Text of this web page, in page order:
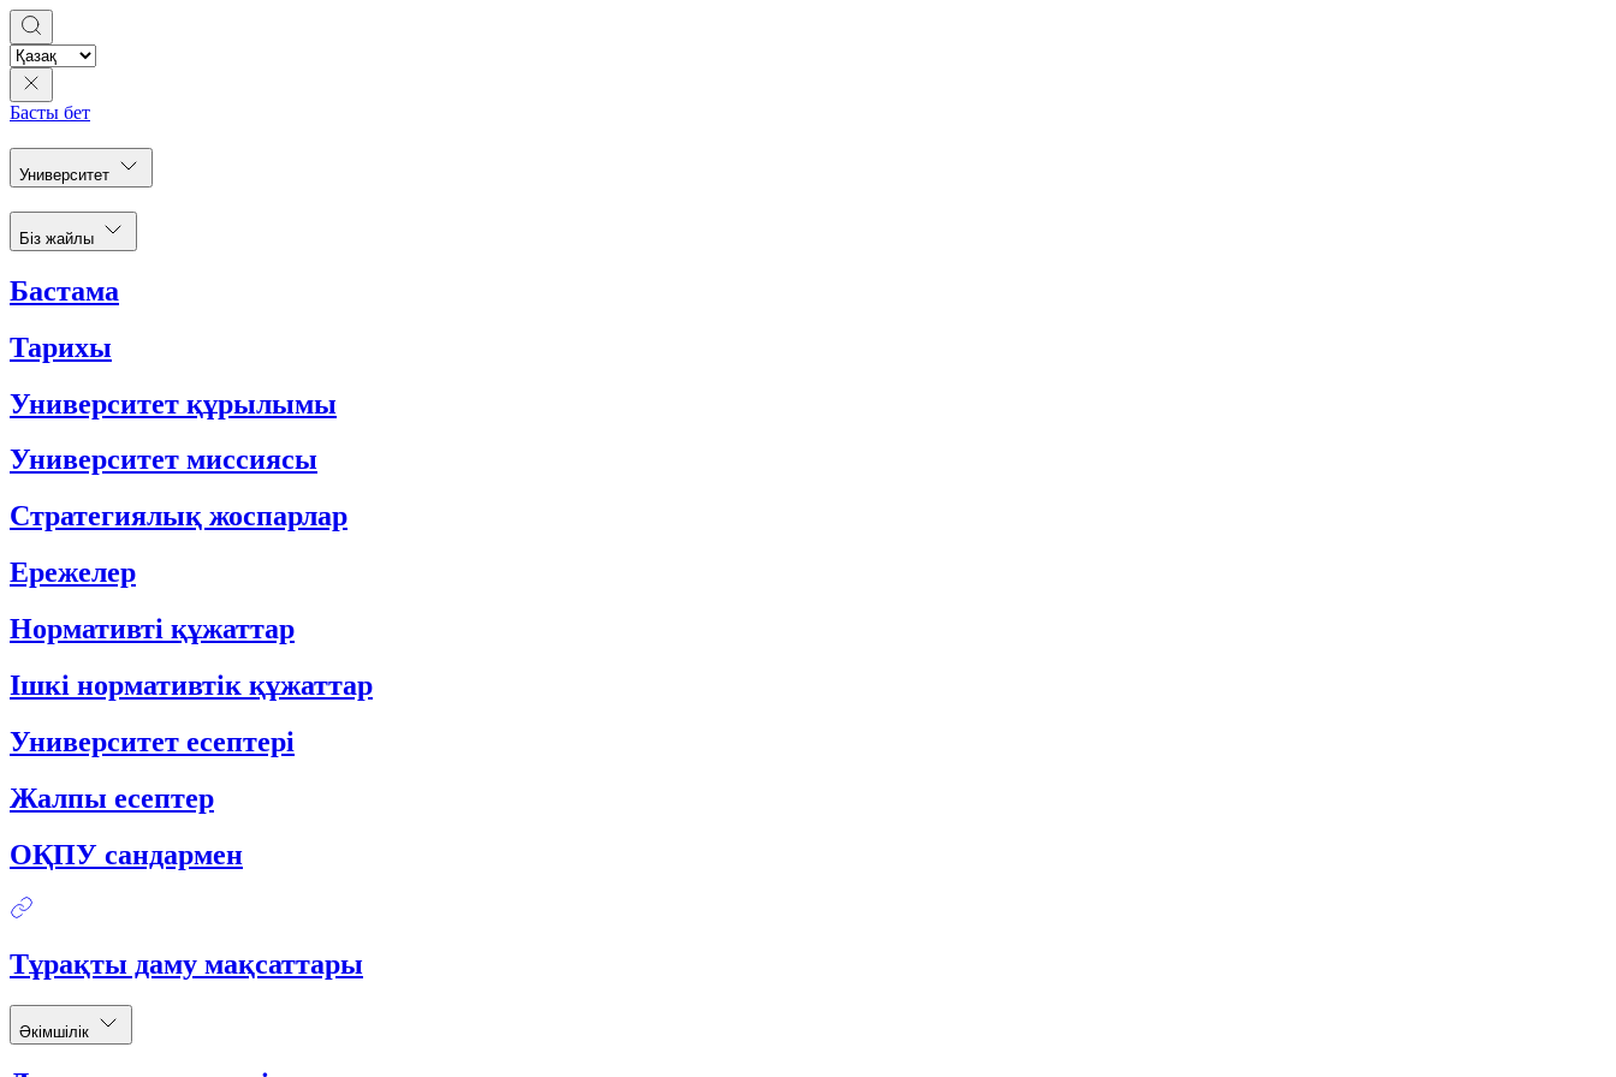
Басты бет
Университет
Біз жайлы
Бастама
Тарихы
Университет құрылымы
Университет миссиясы
Стратегиялық жоспарлар
Ережелер
Нормативті құжаттар
Ішкі нормативтік құжаттар
Университет есептері
Жалпы есептер
ОҚПУ сандармен
Тұрақты даму мақсаттары
Әкімшілік